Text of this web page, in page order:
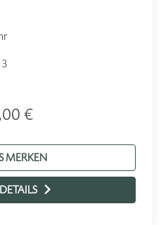
€
MERKEN